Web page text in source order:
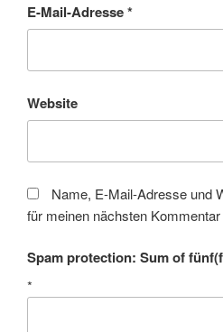
E-Mail-Adresse*
Website
Name, E-Mail-Adresse und
für meinen nächsten
Spam protection: Sum of
*